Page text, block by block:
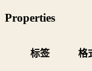
Properties
标签 格